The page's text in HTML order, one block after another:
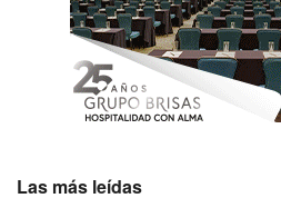
Las más leídas